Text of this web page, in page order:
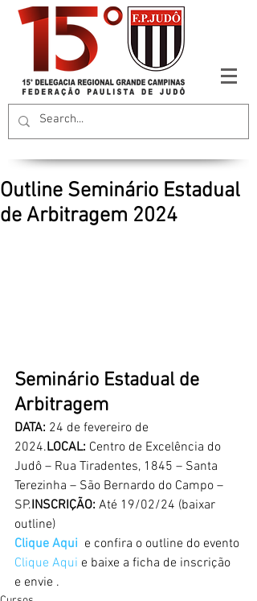
Outline Seminário Estadual
de Arbitragem 2024
Seminário Estadual de
Arbitragem
DATA: 24 de fevereiro de
2024.LOCAL: Centro de Excelência do
Judô – Rua Tiradentes, 1845 – Santa
Terezinha – São Bernardo do Campo –
SP.INSCRIÇÃO: Até 19/02/24 (baixar
outline)
Clique Aqui e confira o outline do evento
Clique Aqui e baixe a ficha de inscrição
e envie .